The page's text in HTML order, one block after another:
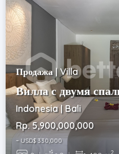
Продажа | Villa
Вилла с двумя
Indonesia | Bali
Rp. 5,900,000,000
~ USD$ 330,000
2